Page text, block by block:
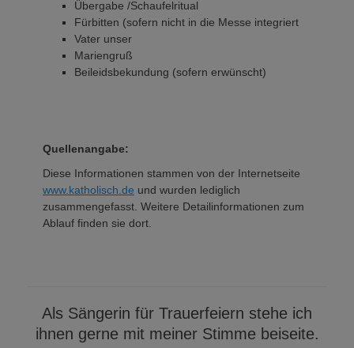
Übergabe /Schaufelritual
Fürbitten (sofern nicht in die Messe integriert
Vater unser
Mariengruß
Beileidsbekundung (sofern erwünscht)
Quellenangabe:
Diese Informationen stammen von der Internetseite
www.katholisch.de und wurden lediglich
zusammengefasst. Weitere Detailinformationen zum
Ablauf finden sie dort.
Als Sängerin für Trauerfeiern stehe ich
ihnen gerne mit meiner Stimme beiseite.